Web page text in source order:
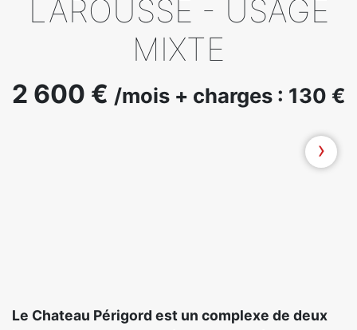
LAROUSSE - USAGE
MIXTE
2 600 € /mois + charges : 130 €
›
Le Chateau Périgord est un complexe de deux